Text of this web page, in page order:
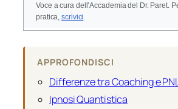
Voce a cura dell’Accademia del Dr. Paret.
pratica,scrivici
APPROFONDISCI
Differenze tra Coaching e
Ipnosi Quantistica